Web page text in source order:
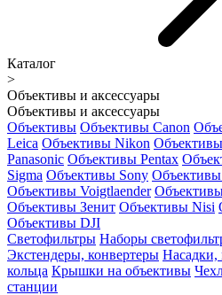
Каталог
>
Объективы и аксессуары
Объективы и аксессуары
Объективы Объективы Canon
Leica Объективы Nikon
Panasonic Объективы Pentax
Sigma Объективы Sony Объективы
Объективы Voigtlaender
Объективы Зенит Объективы Nisi
Объективы DJI
Светофильтры Наборы
Экстендеры, конвертеры Насадки,
кольца Крышки на объективы
станции